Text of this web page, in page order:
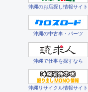
沖縄のお店探し情報サイト
沖縄の中古車・パーツ
沖縄で仕事を探すなら
沖縄リサイクル情報サイト